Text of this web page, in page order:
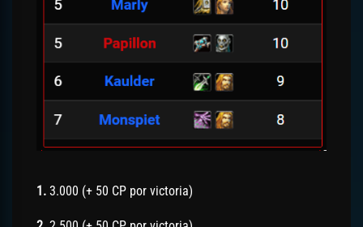
1. 3.000 (+ 50 CP por victoria)